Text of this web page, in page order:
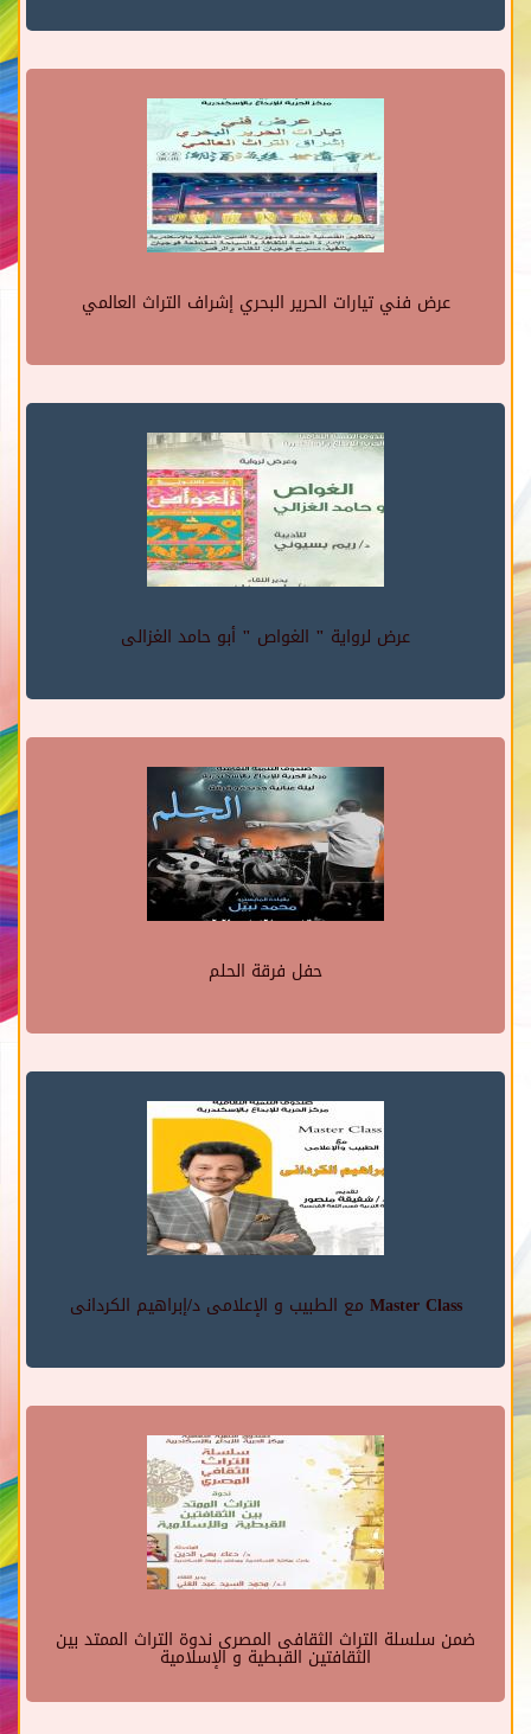
عرض فني تيارات الحرير البحري إشراف التراث العالمي
عرض لرواية " الغواص " أبو حامد الغزالى
حفل فرقة الحلم
Master Class مع الطبيب و الإعلامى د/إبراهيم الكردانى
ضمن سلسلة التراث الثقافى المصرى ندوة التراث الممتد بين
الثقافتين القبطية و الإسلامية